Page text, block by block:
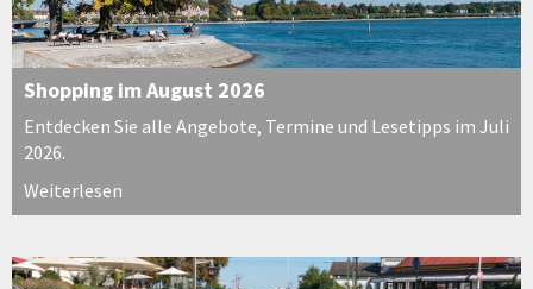
Shopping im August 2026
Entdecken Sie alle Angebote, Termine und Lesetipps im Juli
2026.
Weiterlesen